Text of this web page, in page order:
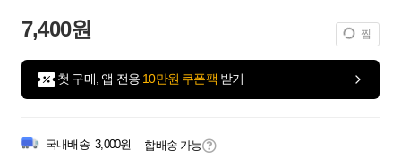
7,400원 찜
첫 구매, 앱 전용 10만원 쿠폰팩 받기
국내배송 3,000원 합배송 가능